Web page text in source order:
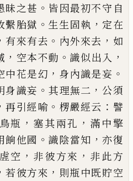
昧之甚 。 皆因最初不守自
繫胎獄 。生生固執 ， 定在
有來有去 。 內外來去 ， 如
， 空本不動 。識似出入 ，
中花是幻 ， 身內識是妄 。
身識妄 。其理無二 ，公須
再引經喻 。 楞嚴經云 ： 譬
瓶 ， 塞其兩孔 ， 滿中擎
餉他國 。識陰當知 ，亦復
空 ， 非彼方來 ， 非此方
若彼方來 ， 則瓶中既貯空